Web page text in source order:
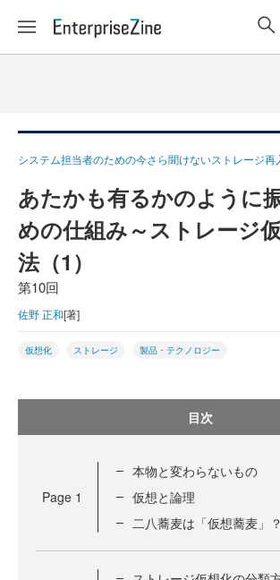
システム担当者のための今さら聞けないストレージ再
あたかも有るかのように
めの仕組み～ストレージ
法（1）
第10回
佐野 正和[著]
仮想化 ストレージ 製品・テクノロジー
目次
Page 1
本物と変わらないもの
仮想と論理
二八蕎麦は「仮想蕎麦」？